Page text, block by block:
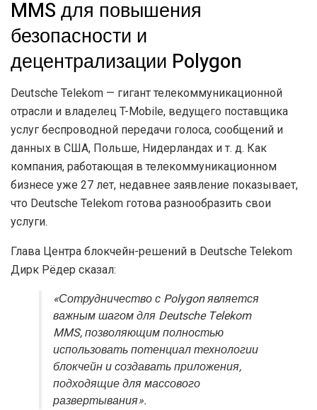
MMS для повышения
безопасности и
децентрализации Polygon
Deutsche Telekom — гигант телекоммуникационной
отрасли и владелец T-Mobile, ведущего поставщика
услуг беспроводной передачи голоса, сообщений и
данных в США, Польше, Нидерландах и т. д. Как
компания, работающая в телекоммуникационном
бизнесе уже 27 лет, недавнее заявление показывает,
что Deutsche Telekom готова разнообразить свои
услуги.
Глава Центра блокчейн-решений в Deutsche Telekom
Дирк Рёдер сказал:
«Сотрудничество с Polygon является
важным шагом для Deutsche Telekom
MMS, позволяющим полностью
использовать потенциал технологии
блокчейн и создавать приложения,
подходящие для массового
развертывания».